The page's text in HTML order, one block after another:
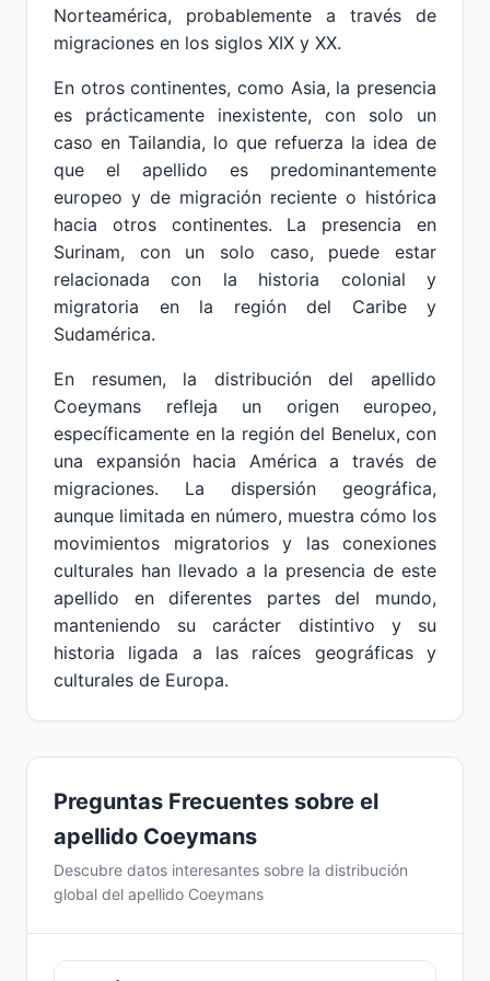
Norteamérica, probablemente a través de
migraciones en los siglos XIX y XX.
En otros continentes, como Asia, la presencia
es prácticamente inexistente, con solo un
caso en Tailandia, lo que refuerza la idea de
que el apellido es predominantemente
europeo y de migración reciente o histórica
hacia otros continentes. La presencia en
Surinam, con un solo caso, puede estar
relacionada con la historia colonial y
migratoria en la región del Caribe y
Sudamérica.
En resumen, la distribución del apellido
Coeymans refleja un origen europeo,
específicamente en la región del Benelux, con
una expansión hacia América a través de
migraciones. La dispersión geográfica,
aunque limitada en número, muestra cómo los
movimientos migratorios y las conexiones
culturales han llevado a la presencia de este
apellido en diferentes partes del mundo,
manteniendo su carácter distintivo y su
historia ligada a las raíces geográficas y
culturales de Europa.
Preguntas Frecuentes sobre el
apellido Coeymans
Descubre datos interesantes sobre la distribución
global del apellido Coeymans